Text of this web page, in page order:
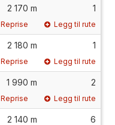
2 170 m 1
Reprise Legg til rute
2 180 m 1
Reprise Legg til rute
1 990 m 2
Reprise Legg til rute
2 140 m 6